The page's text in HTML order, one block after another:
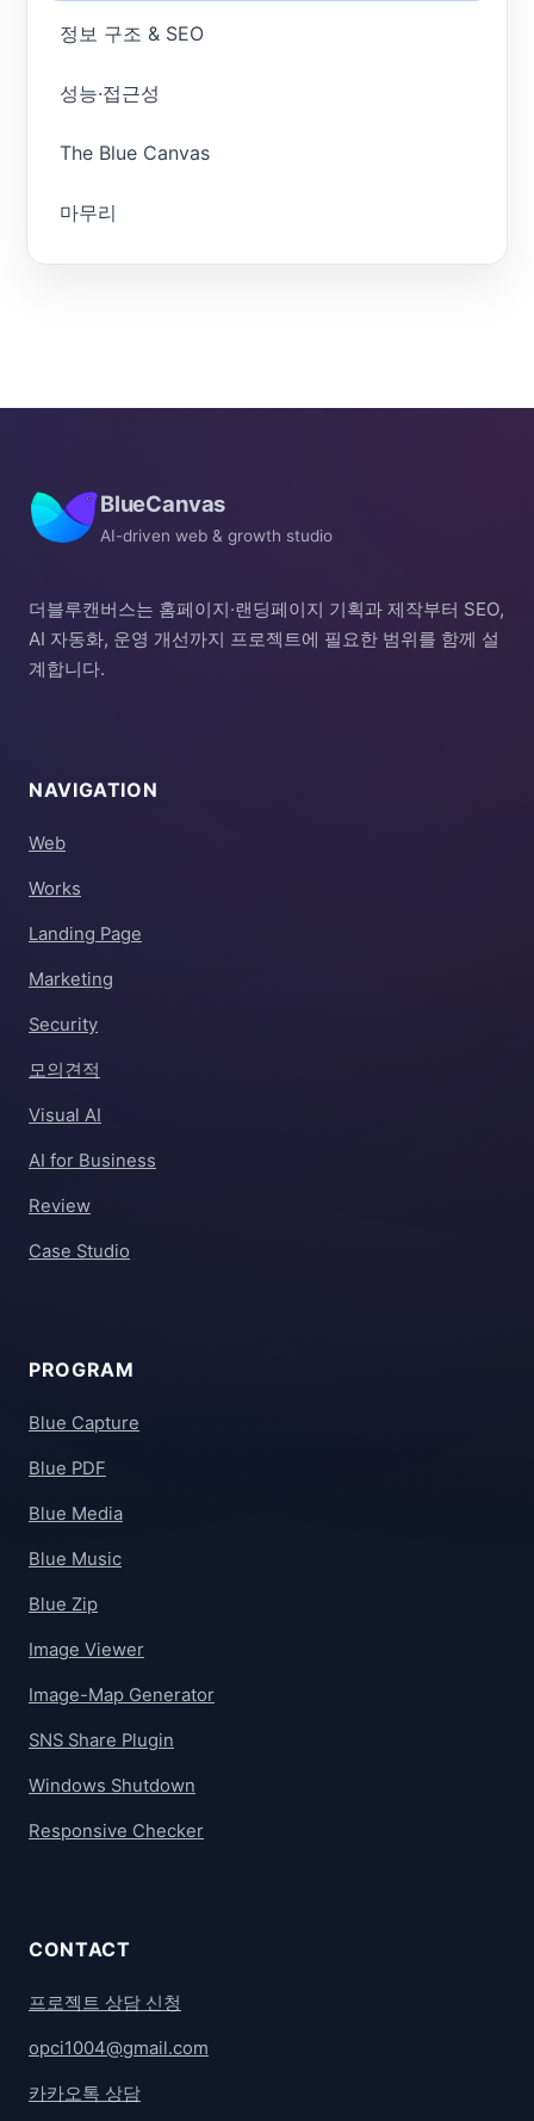
정보 구조 & SEO
성능·접근성
The Blue Canvas
마무리
BlueCanvas
AI-driven web & growth studio
더블루캔버스는 홈페이지·랜딩페이지 기획과 제작부터 SEO,
AI 자동화, 운영 개선까지 프로젝트에 필요한 범위를 함께 설
계합니다.
NAVIGATION
Web
Works
Landing Page
Marketing
Security
모의견적
Visual AI
AI for Business
Review
Case Studio
PROGRAM
Blue Capture
Blue PDF
Blue Media
Blue Music
Blue Zip
Image Viewer
Image-Map Generator
SNS Share Plugin
Windows Shutdown
Responsive Checker
CONTACT
프로젝트 상담 신청
opci1004@gmail.com
카카오톡 상담